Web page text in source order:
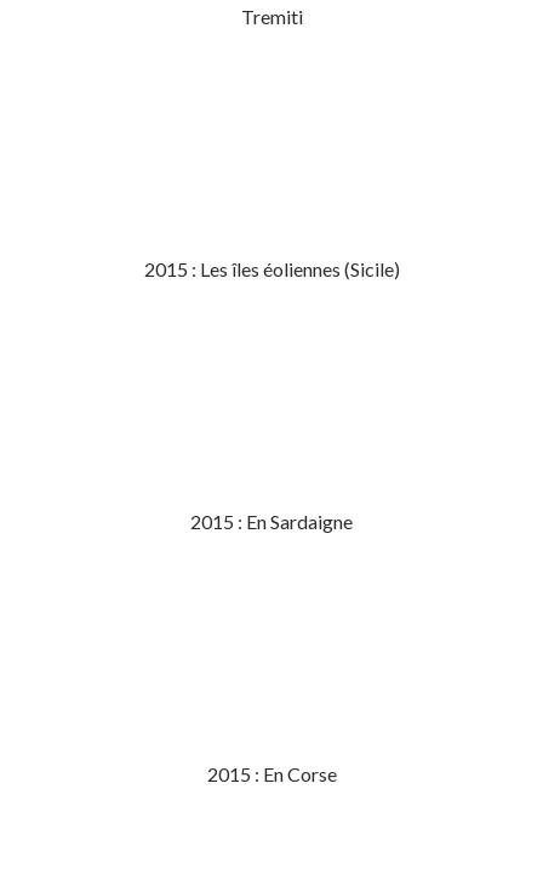
Tremiti
2015 : Les îles éoliennes (Sicile)
2015 : En Sardaigne
2015 : En Corse